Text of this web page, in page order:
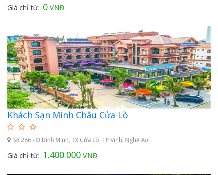
Giá chỉ từ: 0 VNĐ
Khách Sạn Minh Châu Cửa Lò
Số 286 - Đ.Bình Minh, TX Cửa Lò, TP Vinh, Nghệ An
Giá chỉ từ: 1.400.000 VNĐ